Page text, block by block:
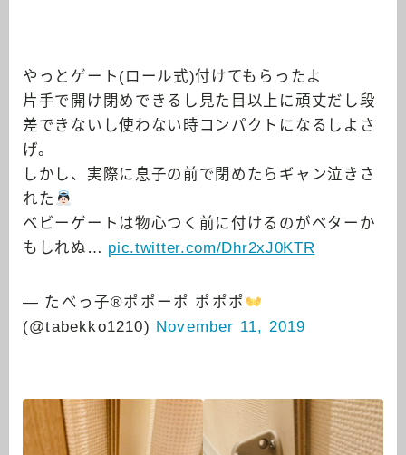
やっとゲート(ロール式)付けてもらったよ
片手で開け閉めできるし見た目以上に頑丈だし段
差できないし使わない時コンパクトになるしよさ
げ。
しかし、実際に息子の前で閉めたらギャン泣きさ
れた
ベビーゲートは物心つく前に付けるのがベターか
もしれぬ… pic.twitter.com/Dhr2xJ0KTR
— たべっ子®ポポーポ ポポポ
(@tabekko1210) November 11, 2019